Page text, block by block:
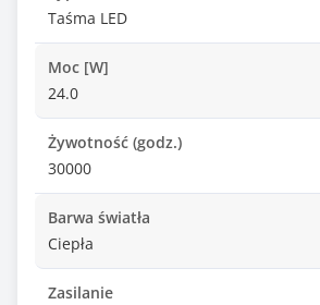
Taśma LED
Moc [W]
24.0
Żywotność (godz.)
30000
Barwa światła
Ciepła
Zasilanie